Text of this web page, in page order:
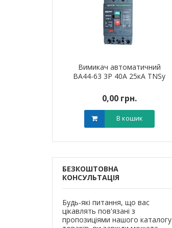
Вимикач автоматичний
ВА44-63 3Р 40А 25кА TNSy
0,00 грн.
В кошик
БЕЗКОШТОВНА
КОНСУЛЬТАЦІЯ
Будь-які питання, що вас
цікавлять пов'язані з
пропозиціями нашого каталогу